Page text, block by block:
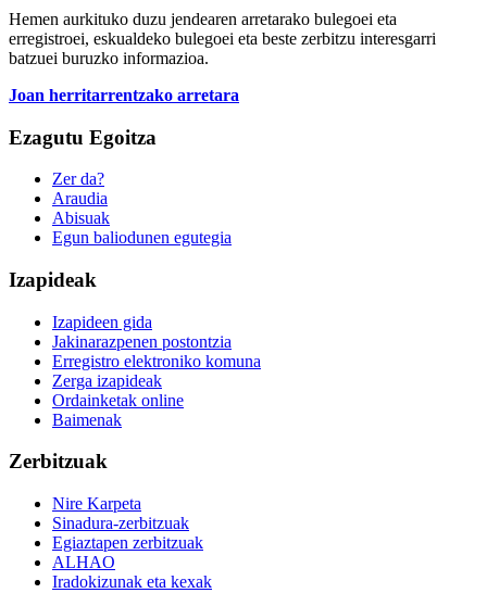
Hemen aurkituko duzu jendearen arretarako bulegoei eta
erregistroei, eskualdeko bulegoei eta beste zerbitzu interesgarri
batzuei buruzko informazioa.
Joan herritarrentzako arretara
Ezagutu Egoitza
Zer da?
Araudia
Abisuak
Egun baliodunen egutegia
Izapideak
Izapideen gida
Jakinarazpenen postontzia
Erregistro elektroniko komuna
Zerga izapideak
Ordainketak online
Baimenak
Zerbitzuak
Nire Karpeta
Sinadura-zerbitzuak
Egiaztapen zerbitzuak
ALHAO
Iradokizunak eta kexak